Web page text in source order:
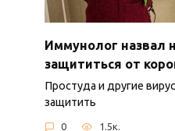
Иммунолог назвал
защититься от
Простуда и другие
защитить
0 1.5к.